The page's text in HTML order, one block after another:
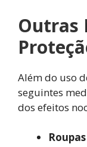
Outras
Além do uso
seguintes
dos efeitos